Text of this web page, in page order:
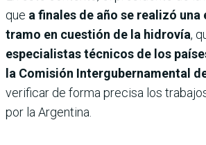
que a finales de año se realizó
tramo en cuestión de la hidrovía,
especialistas técnicos de los
la Comisión Intergubernamental
verificar de forma precisa los
por la Argentina.